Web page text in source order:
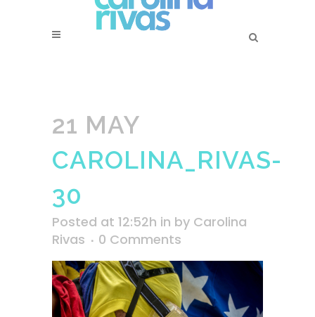
21 MAY
CAROLINA_RIVAS-
30
Posted at 12:52h in by Carolina
Rivas
0 Comments